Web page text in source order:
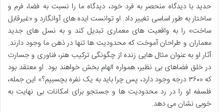
حدید با دیدگاه منحصر به فرد خود، دیدگاه ما را نسبت به فضا، فرم و
ساختار به طور اساسی تغییر داد. او توانست ایده های آوانگارد و «غیرقابل
ساخت» را به واقعیت های معماری تبدیل کند و به نسل های جدید
معماران و طراحان آموخت که محدودیت ها تنها در ذهن ما وجود دارند.
آثار او به عنوان مثال هایی زنده از چگونگی ترکیب هنر، فناوری و جسارت
در خلق فضاهای بی نظیر، همواره الهام بخش خواهند بود. او معتقد بود
که «۳۶۰ درجه وجود دارد، پس چرا باید به یک نفره بچسبیم؟» این جمله،
فلسفه او را در رد محدودیت ها و جستجو برای امکانات بی نهایت به
خوبی نشان می دهد.